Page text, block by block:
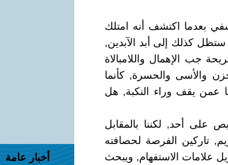
بعدما اكتشف أنه امتلك
كذلك إلى أبد الآبدين,
جب الإهمال واللامبالاة
والأسى والحسرة, كأنما
عمن يقف وراء النكبة, هل
على أحد, لكننا بالمقابل
تاركين الفرصة لحصافته
علامات الاستفهام, ويبحث
أخبار عامة